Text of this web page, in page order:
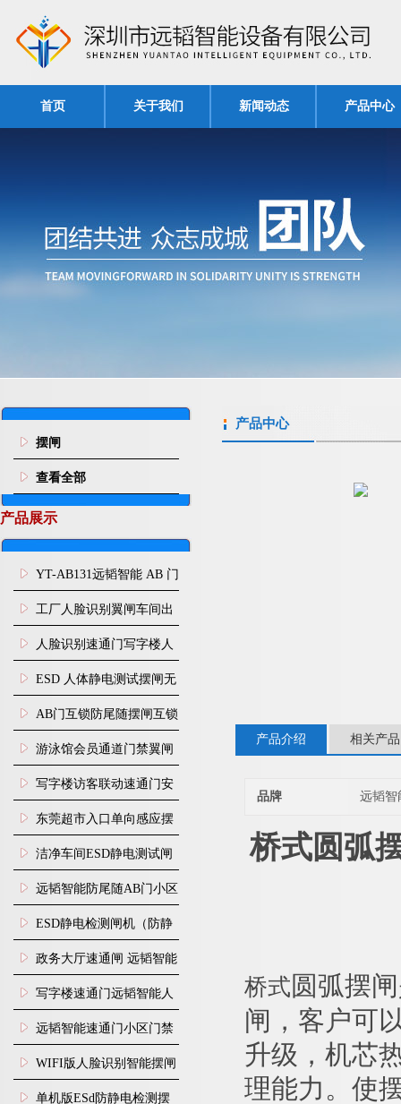
首页 关于我们 新闻动态 产品中心
摆闸
查看全部
产品展示
YT-AB131远韬智能 AB 门
闸机双通道互锁防尾随闸
机
工厂人脸识别翼闸车间出
入口人行通道门禁
人脸识别速通门写字楼人
行通道闸门禁设备
ESD 人体静电测试摆闸无
尘车间防静电闸机
AB门互锁防尾随摆闸互锁
闸机
游泳馆会员通道门禁翼闸
写字楼访客联动速通门安
装
东莞超市入口单向感应摆
闸安装
洁净车间ESD静电测试闸
机
远韬智能防尾随AB门小区
门禁闸机安装
​ESD静电检测闸机（防静
电门禁通道系统）
政务大厅速通闸 远韬智能
防尾随静音速通门
写字楼速通门远韬智能人
脸识别快速通道闸
远韬智能速通门小区门禁
闸机食堂消费摆闸
WIFI版人脸识别智能摆闸
机
单机版ESd防静电检测摆
产品中心
产品介绍 相关产品
品牌 远韬智
桥式圆弧
桥式 圆弧摆
闸，客户可
升级，机芯
理能力。使